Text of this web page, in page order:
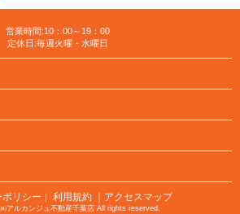
営業時間:10：00～19：00
定休日:毎週火曜・水曜日
リシー 利用規約 ｜アクセスマップ
アルカンジュ不動産千葉店 All rights reserved.